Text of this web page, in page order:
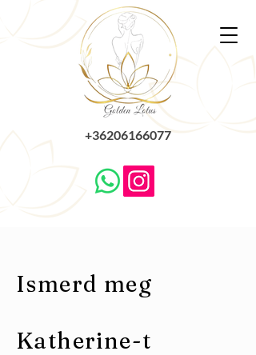
+36206166077
Ismerd meg
Katherine-t